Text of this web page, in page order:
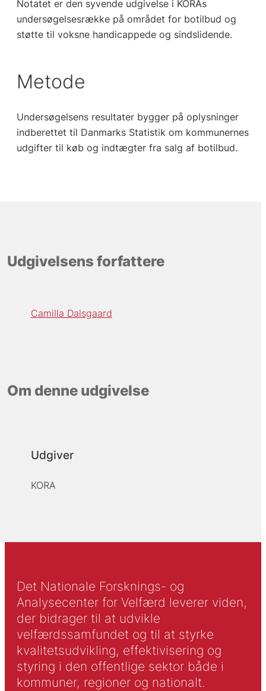
Notatet er den syvende udgivelse i KORAs
undersøgelsesrække på området for botilbud og
støtte til voksne handicappede og sindslidende.
Metode
Undersøgelsens resultater bygger på oplysninger
indberettet til Danmarks Statistik om kommunernes
udgifter til køb og indtægter fra salg af botilbud.
Udgivelsens forfattere
Camilla Dalsgaard
Om denne udgivelse
Udgiver
KORA
Det Nationale Forsknings- og
Analysecenter for Velfærd leverer viden,
der bidrager til at udvikle
velfærdssamfundet og til at styrke
kvalitetsudvikling, effektivisering og
styring i den offentlige sektor både i
kommuner, regioner og nationalt.